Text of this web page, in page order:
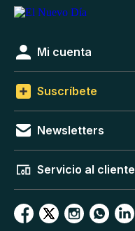
Mi cuenta
Suscríbete
Newsletters
Servicio al cliente